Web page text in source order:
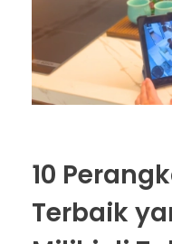
10
Terbaik